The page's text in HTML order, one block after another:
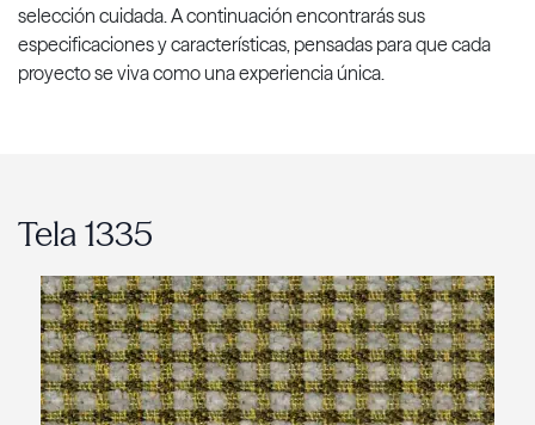
selección cuidada. A continuación encontrarás sus
especificaciones y características, pensadas para que cada
proyecto se viva como una experiencia única.
Tela 1335